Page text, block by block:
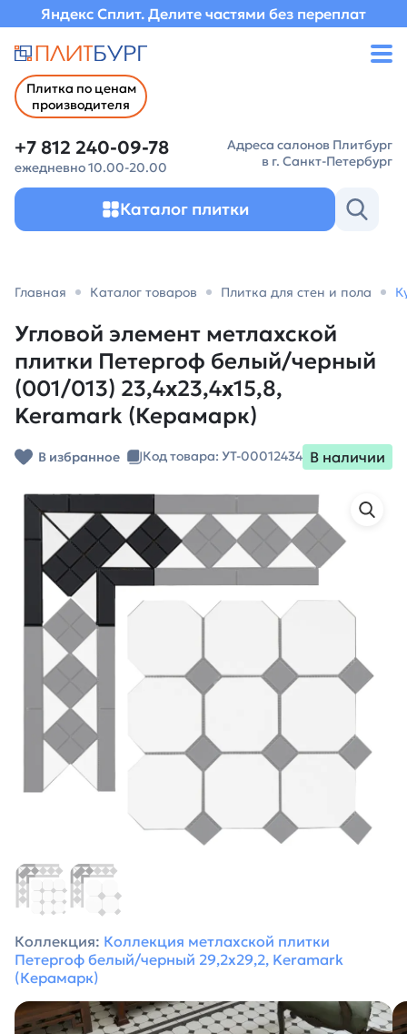
Яндекс Сплит. Делите частями без переплат
Плитка по ценам
производителя
+7 812 240-09-78
ежедневно 10.00-20.00
Адреса салонов Плитбург
в г. Санкт-Петербург
Каталог плитки
Главная Каталог товаров Плитка для стен и пола
Угловой элемент метлахской
плитки Петергоф белый/черный
(001/013) 23,4х23,4х15,8,
Keramark (Керамарк)
В избранное Код товара: УТ-00012434 В наличии
Коллекция: Коллекция метлахской плитки
Петергоф белый/черный 29,2х29,2, Keramark
(Керамарк)